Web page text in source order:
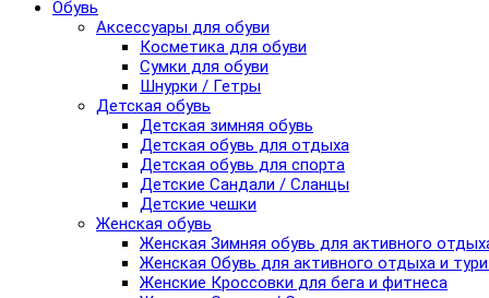
Обувь
Аксессуары для обуви
Косметика для обуви
Сумки для обуви
Шнурки / Гетры
Детская обувь
Детская зимняя обувь
Детская обувь для отдыха
Детская обувь для спорта
Детские Сандали / Сланцы
Детские чешки
Женская обувь
Женская Зимняя обувь для активного
Женская Обувь для активного отдыха и
Женские Кроссовки для бега и фитнеса